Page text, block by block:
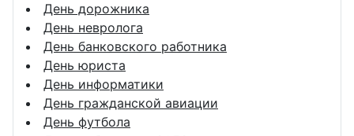
День дорожника
День невролога
День банковского работника
День юриста
День информатики
День гражданской авиации
День футбола